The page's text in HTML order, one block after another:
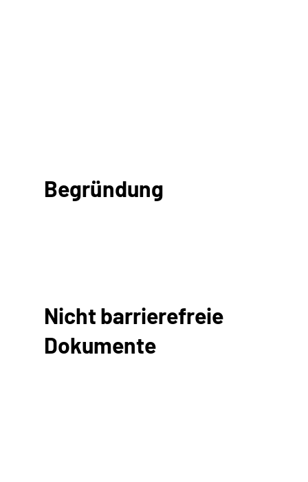
Begründung
Nicht barrierefreie
Dokumente